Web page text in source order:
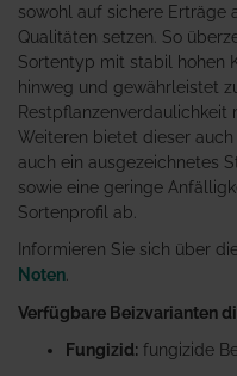
sowohl auf sichere Erträge
Qualitäten setzen. So
Sortentyp mit stabil hohen
hinweg und gewährleistet
Restpflanzenverdaulichkeit
Weiteren bietet dieser
auch ein ausgezeichnetes
sowie eine geringe
Sortenprofil ab.
Informieren Sie sich über
Noten
Verfügbare Beizvarianten
Fungizid: fungizide